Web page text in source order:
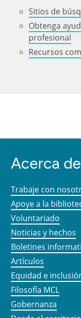
Sitios de
Obtenga
profesional
Recursos
Acerca
Trabaje con
Apoye a la
Voluntariado
Noticias y hechos
Boletines
Artículos
Equidad e
Filosofía MCL
Gobernanza